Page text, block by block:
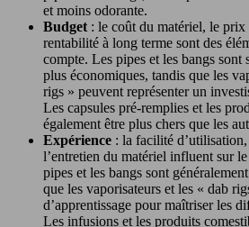
et moins odorante.
Budget : le coût du matériel, le prix
rentabilité à long terme sont des
compte. Les pipes et les bangs sont
plus économiques, tandis que les
rigs » peuvent représenter un
Les capsules pré-remplies et les
également être plus chers que les
Expérience : la facilité d’utilisation,
l’entretien du matériel influent sur
pipes et les bangs sont
que les vaporisateurs et les « dab
d’apprentissage pour maîtriser les
Les infusions et les produits